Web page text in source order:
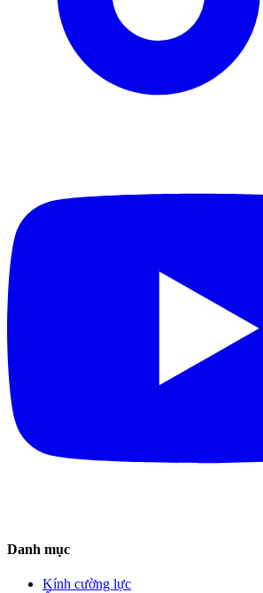
Danh mục
Kính cường lực